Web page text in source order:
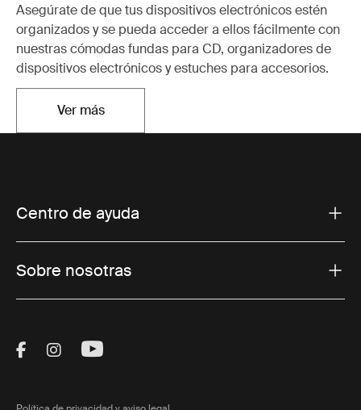
Asegúrate de que tus dispositivos electrónicos estén
organizados y se pueda acceder a ellos fácilmente con
nuestras cómodas fundas para CD, organizadores de
dispositivos electrónicos y estuches para accesorios.
Ver másSe abre en una nueva pestaña
Centro de ayuda
Sobre nosotras
Visit Thule on Facebook (external link)
Visit Thule on Instagram (external link)
Visit Thule on Youtube (external